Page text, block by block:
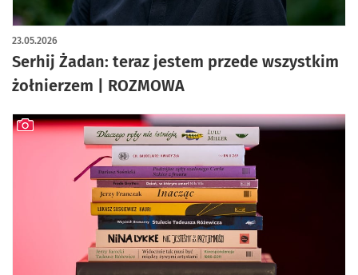
Serhij Żadan: teraz jestem przede wszystkim
żołnierzem | ROZMOWA
23.05.2026